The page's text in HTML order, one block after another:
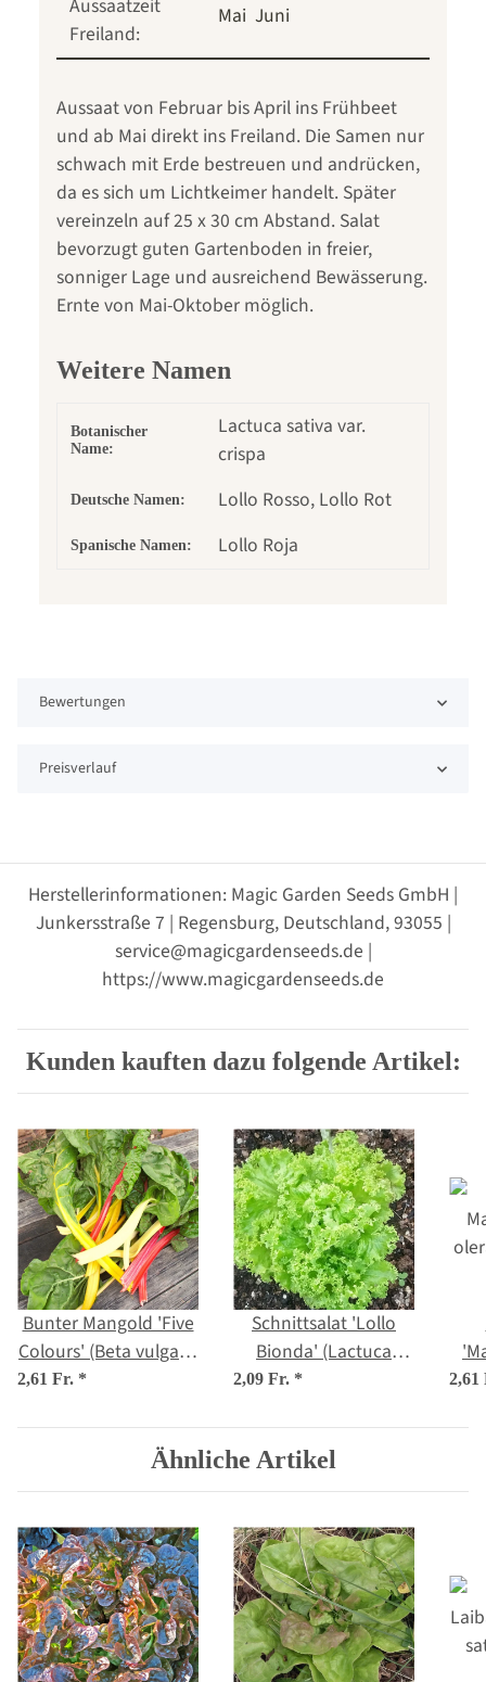
Aussaatzeit
Freiland:
Mai Juni
Aussaat von Februar bis April ins Frühbeet
und ab Mai direkt ins Freiland. Die Samen nur
schwach mit Erde bestreuen und andrücken,
da es sich um Lichtkeimer handelt. Später
vereinzeln auf 25 x 30 cm Abstand. Salat
bevorzugt guten Gartenboden in freier,
sonniger Lage und ausreichend Bewässerung.
Ernte von Mai-Oktober möglich.
Weitere Namen
Botanischer
Name:
Lactuca sativa var.
crispa
Deutsche Namen: Lollo Rosso, Lollo Rot
Spanische Namen: Lollo Roja
Bewertungen
Preisverlauf
Herstellerinformationen: Magic Garden Seeds GmbH |
Junkersstraße 7 | Regensburg, Deutschland, 93055 |
service@magicgardenseeds.de |
https://www.magicgardenseeds.de
Kunden kauften dazu folgende Artikel:
Bunter Mangold 'Five
Colours' (Beta vulgaris
ssp.vulgaris) Bio
2,61 Fr. *
Schnittsalat 'Lollo
Bionda' (Lactuca
sativa var. crispa)
2,09 Fr. *
Ähnliche Artikel